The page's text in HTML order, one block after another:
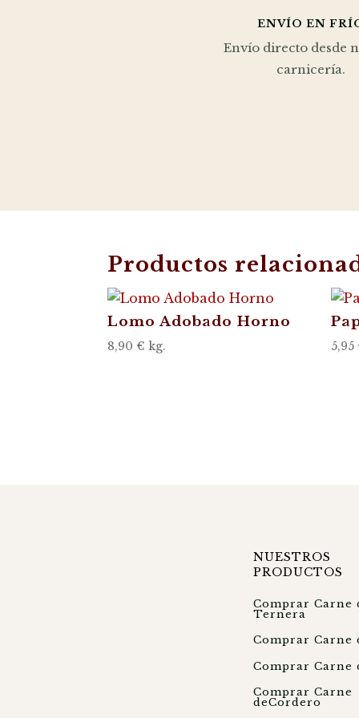
ENVÍO EN
Envío directo desde
carnicería.
Productos
Lomo Adobado Horno
8,90 € kg. 5,95
NUESTROS
PRODUCTOS
Comprar Carne
Ternera
Comprar Carne
Comprar Carne
Comprar Carne
deCordero